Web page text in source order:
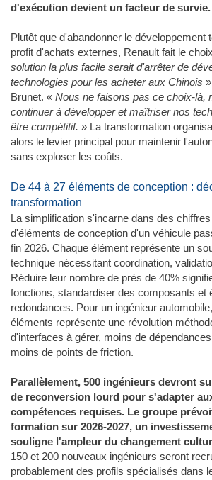
d'exécution devient un facteur de survie.
Plutôt que d'abandonner le développement
profit d'achats externes, Renault fait le
solution la plus facile serait d'arrêter de
technologies pour les acheter aux Chinois
Brunet. « Nous ne faisons pas ce choix-là,
continuer à développer et maîtriser nos
être compétitif. » La transformation
alors le levier principal pour maintenir
sans exploser les coûts.
De 44 à 27 éléments de conception :
transformation
La simplification s'incarne dans des
d'éléments de conception d'un véhicule
fin 2026. Chaque élément représente un
technique nécessitant coordination,
Réduire leur nombre de près de 40%
fonctions, standardiser des composants et
redondances. Pour un ingénieur
éléments représente une révolution
d'interfaces à gérer, moins de
moins de points de friction.
Parallèlement, 500 ingénieurs devront
de reconversion lourd pour s'adapter
compétences requises. Le groupe
formation sur 2026-2027, un
souligne l'ampleur du changement
150 et 200 nouveaux ingénieurs seront
probablement des profils spécialisés dans